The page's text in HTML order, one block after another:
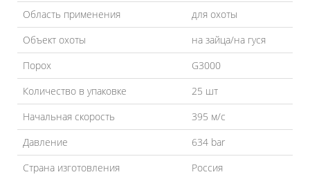
Область применения
для охоты
Объект охоты
на зайца/на гуся
Порох
G3000
Количество в упаковке
25 шт
Начальная скорость
395 м/с
Давление
634 bar
Страна изготовления
Россия